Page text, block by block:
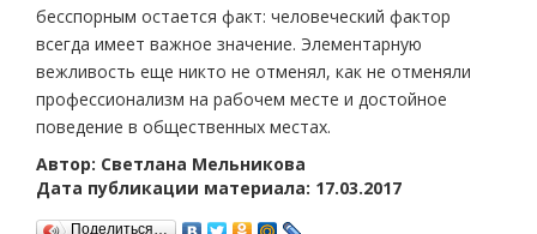
бесспорным остается факт: человеческий фактор
всегда имеет важное значение. Элементарную
вежливость еще никто не отменял, как не отменяли
профессионализм на рабочем месте и достойное
поведение в общественных местах.
Автор: Светлана Мельникова
Дата публикации материала: 17.03.2017
Поделиться…